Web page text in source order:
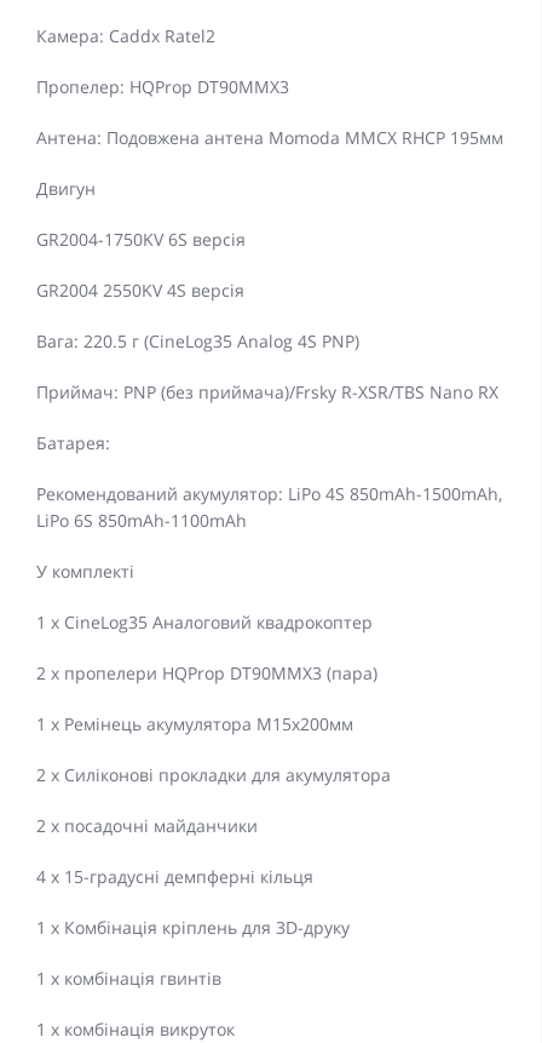
Камера: Caddx Ratel2
Пропелер: HQProp DT90MMX3
Антена: Подовжена антена Momoda MMCX RHCP 195мм
Двигун
GR2004-1750KV 6S версія
GR2004 2550KV 4S версія
Вага: 220.5 г (CineLog35 Analog 4S PNP)
Приймач: PNP (без приймача)/Frsky R-XSR/TBS Nano RX
Батарея:
Рекомендований акумулятор: LiPo 4S 850mAh-1500mAh,
LiPo 6S 850mAh-1100mAh
У комплекті
1 x CineLog35 Аналоговий квадрокоптер
2 х пропелери HQProp DT90MMX3 (пара)
1 х Ремінець акумулятора M15x200мм
2 х Силіконові прокладки для акумулятора
2 х посадочні майданчики
4 x 15-градусні демпферні кільця
1 x Комбінація кріплень для 3D-друку
1 x комбінація гвинтів
1 x комбінація викруток